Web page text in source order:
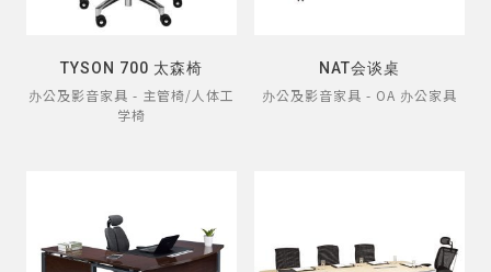
TYSON 700 太森椅
办公及影音家具 - 主管椅/人体工
学椅
NAT会谈桌
办公及影音家具 - OA 办公家具